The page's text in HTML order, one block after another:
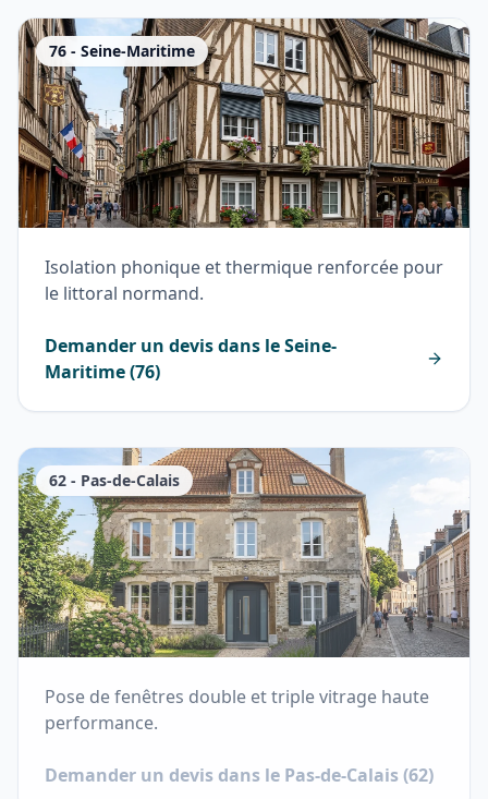
76 - Seine-Maritime
Isolation phonique et thermique renforcée pour
le littoral normand.
Demander un devis dans leSeine-
Maritime(76)
62 - Pas-de-Calais
Pose de fenêtres double et triple vitrage haute
performance.
Demander un devis dans le Pas-de-Calais(62)